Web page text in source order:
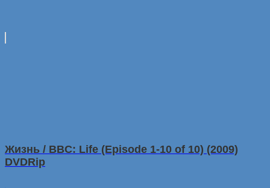
Жизнь / BBC: Life (Episode 1-10 of 10) (2009)
DVDRip